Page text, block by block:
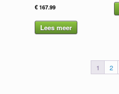
€167.99
Lees meer
1 2